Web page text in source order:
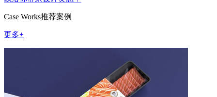
Case Works推荐案例
更多+